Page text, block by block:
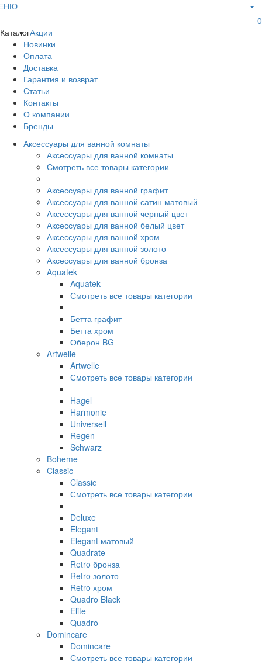
0
КаталогАкции
Новинки
Оплата
Доставка
Гарантия и возврат
Статьи
Контакты
О компании
Бренды
Аксессуары для ванной комнаты
Аксессуары для ванной комнаты
Смотреть все товары категории
Аксессуары для ванной графит
Аксессуары для ванной сатин матовый
Аксессуары для ванной черный цвет
Аксессуары для ванной белый цвет
Аксессуары для ванной хром
Аксессуары для ванной золото
Аксессуары для ванной бронза
Aquatek
Aquatek
Смотреть все товары категории
Бетта графит
Бетта хром
Оберон BG
Artwelle
Artwelle
Смотреть все товары категории
Hagel
Harmonie
Universell
Regen
Schwarz
Boheme
Classic
Classic
Смотреть все товары категории
Deluxe
Elegant
Elegant матовый
Quadrate
Retro бронза
Retro золото
Retro хром
Quadro Black
Elite
Quadro
Domincare
Domincare
Смотреть все товары категории